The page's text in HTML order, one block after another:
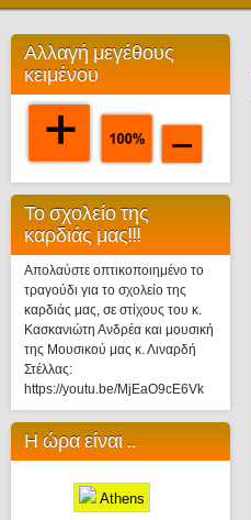
Αλλαγή μεγέθους
κειμένου
Το σχολείο της
καρδιάς μας!!!
Απολαύστε οπτικοποιημένο το
τραγούδι για το σχολείο της
καρδιάς μας, σε στίχους του κ.
Κασκανιώτη Ανδρέα και μουσική
της Μουσικού μας κ. Λιναρδή
Στέλλας:
https://youtu.be/MjEaO9cE6Vk
Η ώρα είναι ..
Athens